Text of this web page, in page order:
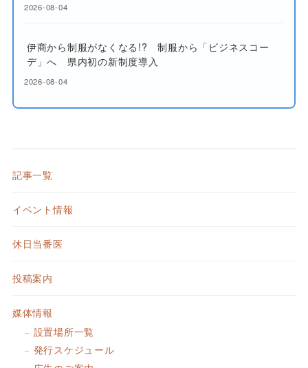
2026-08-04
伊商から制服がなくなる!? 制服から「ビジネスコー
デ」へ 県内初の新制度導入
2026-08-04
記事一覧
イベント情報
休日当番医
投稿案内
媒体情報
設置場所一覧
発行スケジュール